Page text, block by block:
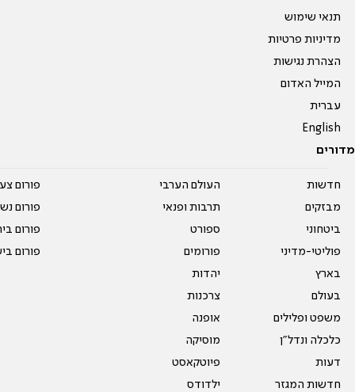
תנאי שימוש
מדיניות פרטיות
הצהרת נגישות
המייל האדום
עברית
English
מדורים
חדשות
מבזקים
ביטחוני
פוליטי-מדיני
בארץ
בעולם
משפט ופלילים
כלכלה ונדל"ן
דעות
חדשות המגזר
העולם הערבי
תרבות ופנאי
ספורט
פורומים
יהדות
צרכנות
אופנה
מוסיקה
פיוטקאסט
ילדודס
פורום
פורום
פורום
פורום